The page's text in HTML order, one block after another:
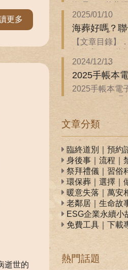
更多
逝世的
2025/01/10
海葬好嗎？
【文章目錄】
解什麼？．聯
2024/12/13
2025手帳本
2025手帳本電
WonannLife環
文章分類
臨終道別｜預約
身後事｜流程｜
祭拜禮儀｜習俗
環保葬｜選擇｜
暖意失落｜萬安
老鄰居｜生命故
ESG企業永續小
免費工具｜下載
熱門話題